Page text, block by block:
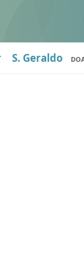
S. Geraldo